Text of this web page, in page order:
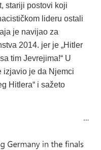
stariji postovi koji
lideru ostali
je navijao za
2014. jer je „Hitler
tim Jevrejima!“ U
izjavio je da Njemci
Hitlera“ i sažeto